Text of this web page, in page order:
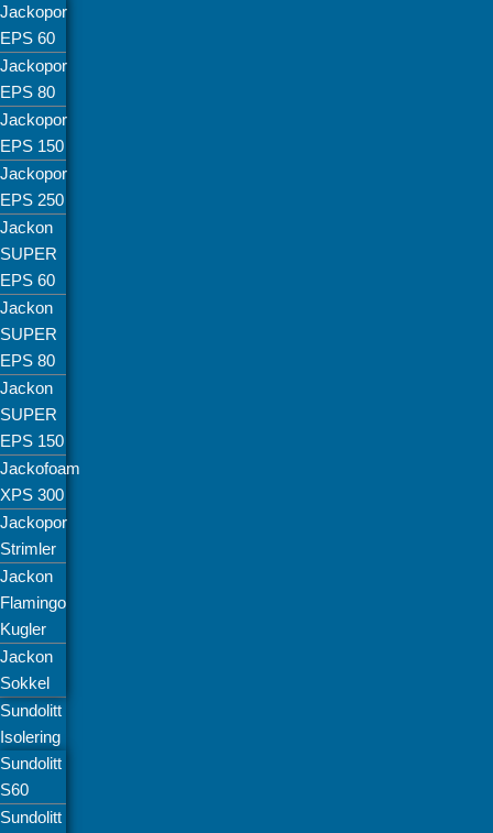
Jackopor
EPS 60
Jackopor
EPS 80
Jackopor
EPS 150
Jackopor
EPS 250
Jackon
SUPER
EPS 60
Jackon
SUPER
EPS 80
Jackon
SUPER
EPS 150
Jackofoam
XPS 300
Jackopor
Strimler
Jackon
Flamingo
Kugler
Jackon
Sokkel
Sundolitt
Isolering
Sundolitt
S60
Sundolitt